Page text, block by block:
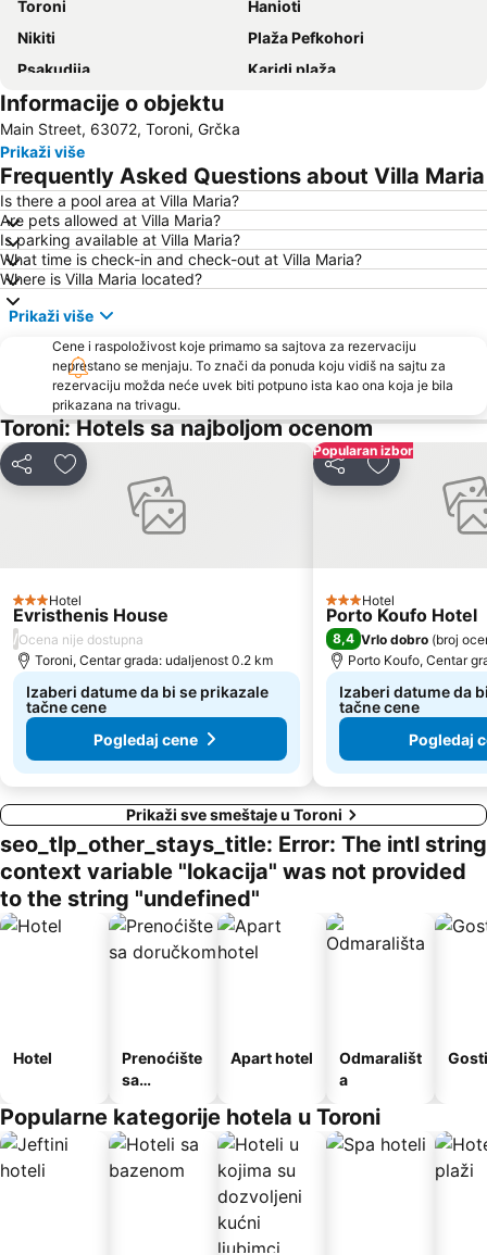
Toroni
Hanioti
Nikiti
Plaža Pefkohori
Psakudija
Karidi plaža
Kamp Jerisos
Kallithea
Plaža Afitos
Hanioti
Paradisos
Siviri
Plaža Kakoudia
Kriopigi
Develiki
Jerisos Cocoa
Chalkidiki deutero podi
Limani Ammoulianis
Plaža Possidi
Kalamici
Fourka
Porto Carras Grand Resort Golf Club
Nea Roda
Afytos
Livrohio
Kampoudi
Haniotis Melathron
Porto Karas 1
Ormos Panagias
Port Ouranoupolis
Kavourotripes
Plaža Kalogria
Beach Road
Pristanište Tripiti
Chalkidiki Proto Podi
Porto Karas
Nea Skioni
Informacije o objektu
Main Street, 63072, Toroni, Grčka
Prikaži više
Frequently Asked Questions about Villa Maria
Is there a pool area at Villa Maria?
Are pets allowed at Villa Maria?
Is parking available at Villa Maria?
What time is check-in and check-out at Villa Maria?
Where is Villa Maria located?
Prikaži više
Cene i raspoloživost koje primamo sa sajtova za rezervaciju
neprestano se menjaju. To znači da ponuda koju vidiš na sajtu za
rezervaciju možda neće uvek biti potpuno ista kao ona koja je bila
prikazana na trivagu.
Toroni: Hotels sa najboljom ocenom
Deli Dodati u favorite
3 Zvezdice
Hotel
Evristhenis House
/Ocena nije dostupna
Toroni, Centar grada: udaljenost 0.2 km
Izaberi datume da bi se prikazale
tačne cene
Pogledaj cene
Popularan izbor
Deli Dodati u
3 Zvezdice
Hotel
Porto Koufo Hotel
8,4 Vrlo dobro (broj
Porto Koufo, Centar
Izaberi datume da
tačne cene
Pogledaj
Prikaži sve smeštaje u Toroni
seo_tlp_other_stays_title: Error: The intl string
context variable "lokacija" was not provided
to the string "undefined"
Hotel
Prenoćište
sa
Apart hotel
Odmarališt
a
Popularne kategorije hotela u Toroni